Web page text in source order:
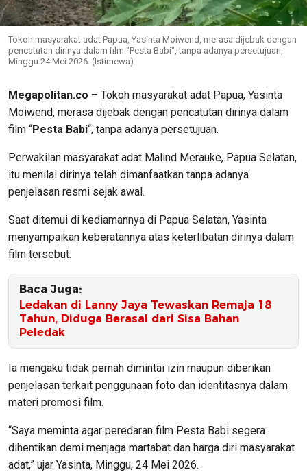
Tokoh masyarakat adat Papua, Yasinta Moiwend, merasa dijebak dengan
pencatutan dirinya dalam film "Pesta Babi", tanpa adanya persetujuan,
Minggu 24 Mei 2026. (Istimewa)
Megapolitan.co – Tokoh masyarakat adat Papua, Yasinta
Moiwend, merasa dijebak dengan pencatutan dirinya dalam
film “Pesta Babi“, tanpa adanya persetujuan.
Perwakilan masyarakat adat Malind Merauke, Papua Selatan,
itu menilai dirinya telah dimanfaatkan tanpa adanya
penjelasan resmi sejak awal.
Saat ditemui di kediamannya di Papua Selatan, Yasinta
menyampaikan keberatannya atas keterlibatan dirinya dalam
film tersebut.
Baca Juga:
Ledakan di Lanny Jaya Tewaskan Remaja 18
Tahun, Diduga Berasal dari Sisa Bahan
Peledak
Ia mengaku tidak pernah dimintai izin maupun diberikan
penjelasan terkait penggunaan foto dan identitasnya dalam
materi promosi film.
“Saya meminta agar peredaran film Pesta Babi segera
dihentikan demi menjaga martabat dan harga diri masyarakat
adat,” ujar Yasinta, Minggu, 24 Mei 2026.